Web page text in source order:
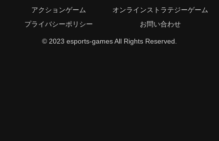
アクションゲーム
オンラインストラテジーゲーム
プライバシーポリシー
お問い合わせ
© 2023 esports-games All Rights Reserved.